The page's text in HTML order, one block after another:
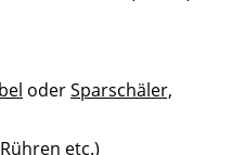
oderSparschäler,
etc.)